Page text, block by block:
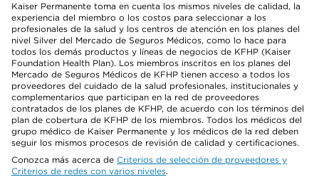
Kaiser Permanente toma en cuenta los mismos niveles de calidad, la
experiencia del miembro o los costos para seleccionar a los
profesionales de la salud y los centros de atención en los planes del
nivel Silver del Mercado de Seguros Médicos, como lo hace para
todos los demás productos y líneas de negocios de KFHP (Kaiser
Foundation Health Plan). Los miembros inscritos en los planes del
Mercado de Seguros Médicos de KFHP tienen acceso a todos los
proveedores del cuidado de la salud profesionales, institucionales y
complementarios que participan en la red de proveedores
contratados de los planes de KFHP, de acuerdo con los términos del
plan de cobertura de KFHP de los miembros. Todos los médicos del
grupo médico de Kaiser Permanente y los médicos de la red deben
seguir los mismos procesos de revisión de calidad y certificaciones.
Conozca más acerca de Criterios de selección de proveedores y
Criterios de redes con varios niveles.